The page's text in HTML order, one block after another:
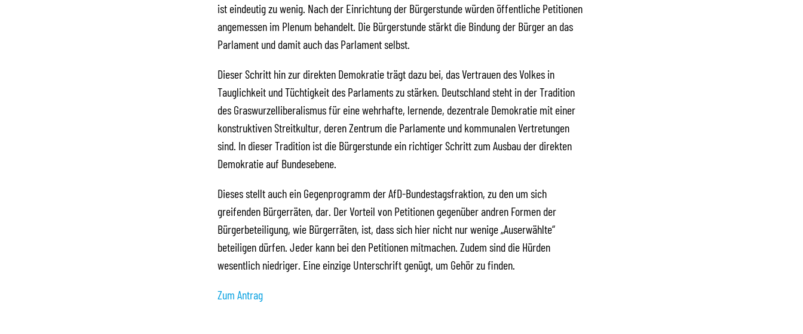
ist eindeutig zu wenig. Nach der Einrichtung der Bürgerstunde würden öffentliche Petitionen
angemessen im Plenum behandelt. Die Bürgerstunde stärkt die Bindung der Bürger an das
Parlament und damit auch das Parlament selbst.
Dieser Schritt hin zur direkten Demokratie trägt dazu bei, das Vertrauen des Volkes in
Tauglichkeit und Tüchtigkeit des Parlaments zu stärken. Deutschland steht in der Tradition
des Graswurzelliberalismus für eine wehrhafte, lernende, dezentrale Demokratie mit einer
konstruktiven Streitkultur, deren Zentrum die Parlamente und kommunalen Vertretungen
sind. In dieser Tradition ist die Bürgerstunde ein richtiger Schritt zum Ausbau der direkten
Demokratie auf Bundesebene.
Dieses stellt auch ein Gegenprogramm der AfD-Bundestagsfraktion, zu den um sich
greifenden Bürgerräten, dar. Der Vorteil von Petitionen gegenüber andren Formen der
Bürgerbeteiligung, wie Bürgerräten, ist, dass sich hier nicht nur wenige „Auserwählte“
beteiligen dürfen. Jeder kann bei den Petitionen mitmachen. Zudem sind die Hürden
wesentlich niedriger. Eine einzige Unterschrift genügt, um Gehör zu finden.
Zum Antrag